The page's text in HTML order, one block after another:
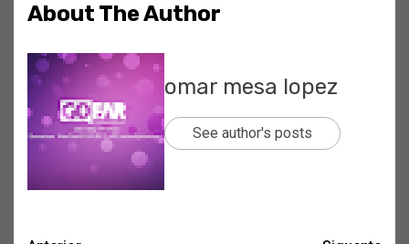
About The Author
omar mesa lopez
See author's posts